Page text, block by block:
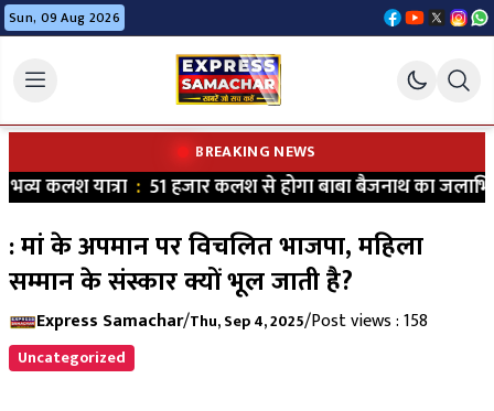
Sun, 09 Aug 2026
BREAKING NEWS
कलश यात्रा:51 हजार कलश से होगा बाबा बैजनाथ का
: मां के अपमान पर विचलित भाजपा, महिला
सम्मान के संस्कार क्यों भूल जाती है?
Express Samachar/Thu, Sep 4, 2025/Post views : 158
Uncategorized